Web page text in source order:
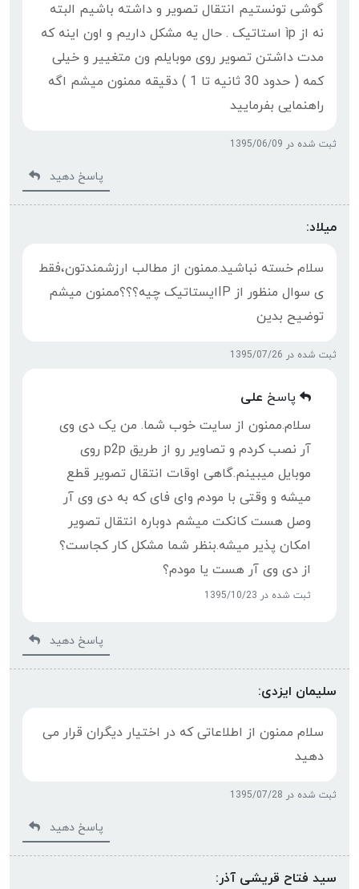
گوشی تونستیم انتقال تصویر و داشته باشیم البته
نه از ìp استاتیک . حال یه مشکل داریم و اون اینه که
مدت داشتن تصویر روی موبایلم ون متغییر و خیلی
کمه ( حدود 30 ثانیه تا 1 ) دقیقه ممنون میشم اگه
راهنمایی بفرمایید
ثبت شده در 1395/06/09
پاسخ دهید
میلاد:
سلام خسته نباشید.ممنون از مطالب ارزشمندتون،فقط
ی سوال منظور از IPایستاتیک چیه؟؟؟ممنون میشم
توضیح بدین
ثبت شده در 1395/07/26
پاسخ علی
سلام.ممنون از سایت خوب شما. من یک دی وی
آر نصب کردم و تصاویر رو از طریق p2p روی
موبایل میبینم.گاهی اوقات انتقال تصویر قطع
میشه و وقتی با مودم وای فای که به دی وی آر
وصل هست کانکت میشم دوباره انتقال تصویر
امکان پذیر میشه.بنظر شما مشکل کار کجاست؟
از دی وی آر هست یا مودم؟
ثبت شده در 1395/10/23
پاسخ دهید
سلیمان ایزدی:
سلام ممنون از اطلاعاتی که در اختیار دیگران قرار می
دهید
ثبت شده در 1395/07/28
پاسخ دهید
سید فتاح قریشی آذر: